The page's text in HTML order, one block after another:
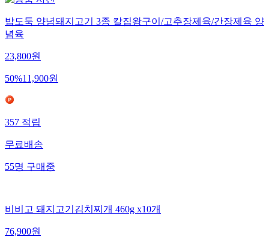
밥도둑 양념돼지고기 3종 칼집왕구이/고추장제육/간장제육 양
념육
23,800원
50%11,900원
357적립
무료배송
55명구매중
비비고 돼지고기김치찌개 460g x10개
76,900원